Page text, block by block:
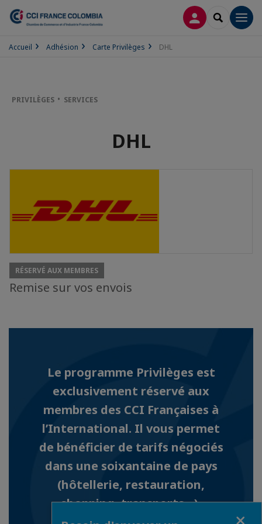
CONNEXION
Accueil Adhésion Carte Privilèges DHL
PRIVILÈGES SERVICES
DHL
RÉSERVÉ AUX MEMBRES
Remise sur vos envois
Le programme Privilèges est
exclusivement réservé aux
membres des CCI Françaises à
l’International. Il vous permet
de bénéficier de tarifs négociés
dans une soixantaine de pays
(hôtellerie, restauration,
shopping, transports…).